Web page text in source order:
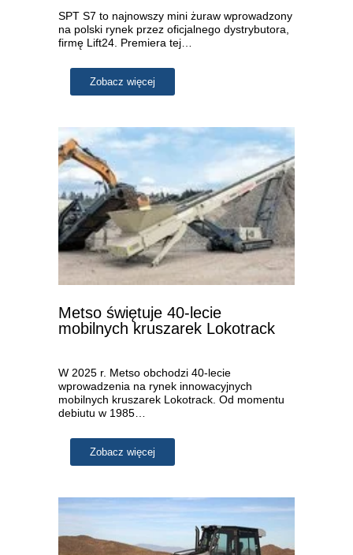
SPT S7 to najnowszy mini żuraw wprowadzony
na polski rynek przez oficjalnego dystrybutora,
firmę Lift24. Premiera tej…
Zobacz więcej
Metso świętuje 40-lecie
mobilnych kruszarek Lokotrack
W 2025 r. Metso obchodzi 40-lecie
wprowadzenia na rynek innowacyjnych
mobilnych kruszarek Lokotrack. Od momentu
debiutu w 1985…
Zobacz więcej